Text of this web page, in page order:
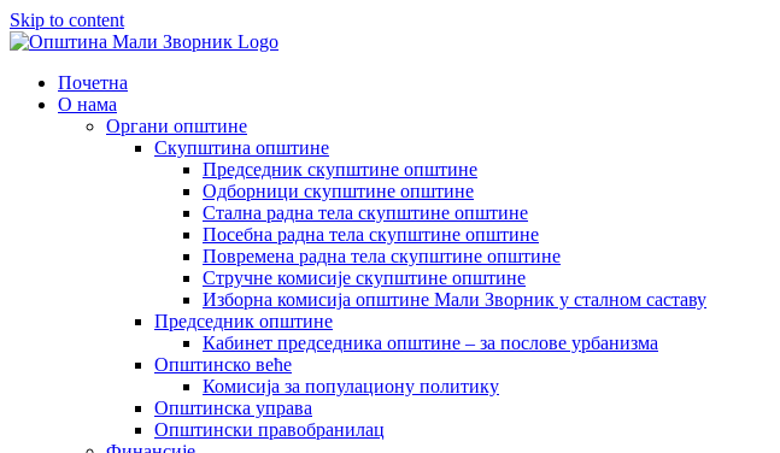
Skip to content
Почетна
О нама
Органи општине
Скупштина општине
Председник скупштине општине
Одборници скупштине општине
Стална радна тела скупштине општине
Посебна радна тела скупштине општине
Повремена радна тела скупштине општине
Стручне комисије скупштине општине
Изборна комисија општине Мали Зворник у сталном саставу
Председник општине
Кабинет председника општине – за послове урбанизма
Општинско веће
Комисија за популациону политику
Општинска управа
Општински правобранилац